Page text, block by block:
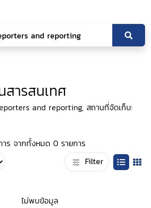
ารสนเทศ
and reporting, สถานที่จัดเก็บ:
ร จากทั้งหมด 0 รายการ
Filter
ไม่พบข้อมูล